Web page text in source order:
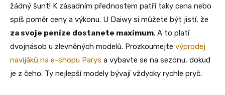
žádný šunt! K zásadním přednostem patří taky cena nebo
spíš poměr ceny a výkonu. U Daiwy si můžete být jistí, že
za svoje peníze dostanete maximum. A to platí
dvojnásob u zlevněných modelů. Prozkoumejte výprodej
navijáků na e-shopu Parys a vybavte se na sezonu, dokud
je z čeho. Ty nejlepší modely bývají vždycky rychle pryč.